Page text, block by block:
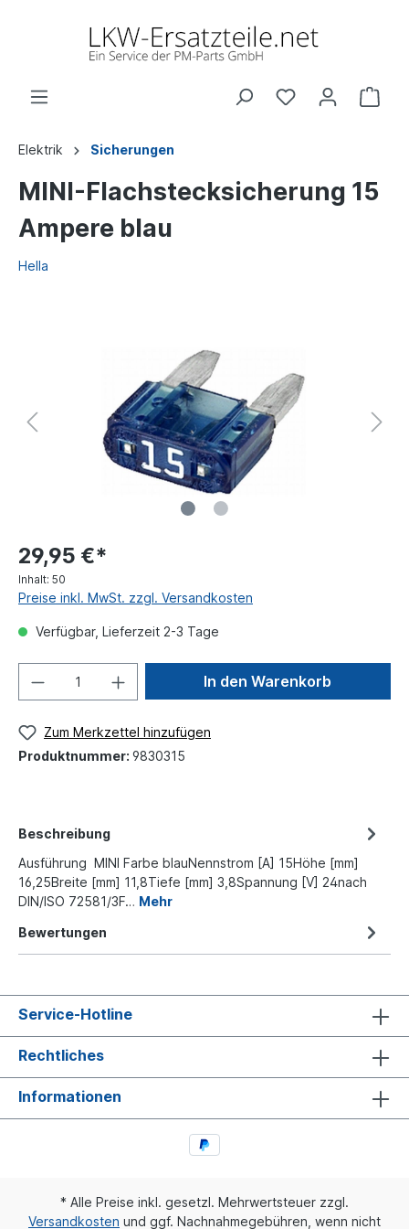
Elektrik Sicherungen
MINI-Flachstecksicherung 15
Ampere blau
Hella
29,95 €*
Inhalt: 50
Preise inkl. MwSt. zzgl. Versandkosten
Verfügbar, Lieferzeit 2-3 Tage
In den Warenkorb
Zum Merkzettel hinzufügen
Produktnummer: 9830315
Beschreibung
Ausführung MINI Farbe blauNennstrom [A] 15Höhe [mm]
16,25Breite [mm] 11,8Tiefe [mm] 3,8Spannung [V] 24nach
DIN/ISO 72581/3F… Mehr
Bewertungen
Service-Hotline
Rechtliches
Informationen
* Alle Preise inkl. gesetzl. Mehrwertsteuer zzgl.
Versandkosten und ggf. Nachnahmegebühren, wenn nicht